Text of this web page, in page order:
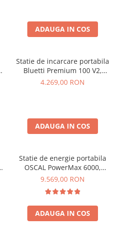
ADAUGA IN COS
Statie de incarcare portabila
Bluetti Premium 100 V2,
1800W 1024Wh, Ecran LCD,
4.269,00 RON
ADAUGA IN COS
Statie de energie portabila
OSCAL PowerMax 6000,
6000W (9000W varf), baterie
rapida in 1.96h, 14 porturi,
USB-C 100W, control
inteligent la distanta,
functionalitate UPS
9.569,00 RON
ADAUGA IN COS